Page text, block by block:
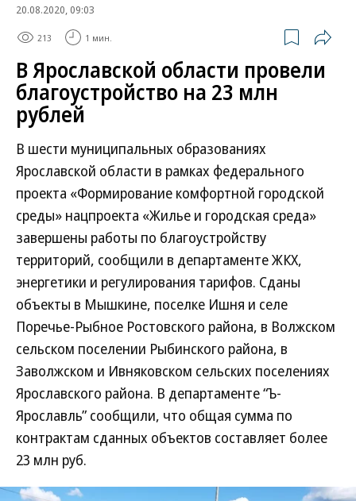
20.08.2020, 09:03
213 1 мин.
В Ярославской области провели
благоустройство на 23 млн
рублей
В шести муниципальных образованиях
Ярославской области в рамках федерального
проекта «Формирование комфортной городской
среды» нацпроекта «Жилье и городская среда»
завершены работы по благоустройству
территорий, сообщили в департаменте ЖКХ,
энергетики и регулирования тарифов. Сданы
объекты в Мышкине, поселке Ишня и селе
Поречье-Рыбное Ростовского района, в Волжском
сельском поселении Рыбинского района, в
Заволжском и Ивняковском сельских поселениях
Ярославского района. В департаменте “Ъ-
Ярославль” сообщили, что общая сумма по
контрактам сданных объектов составляет более
23 млн руб.